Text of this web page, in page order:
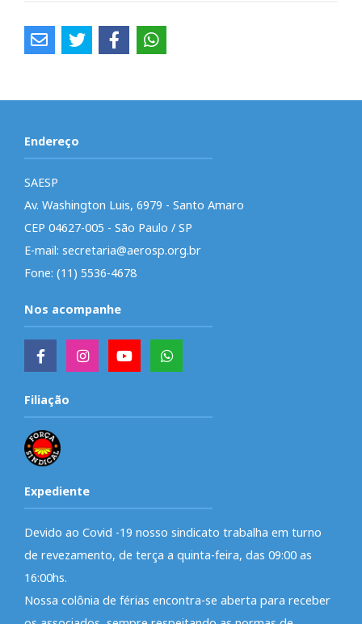
Endereço
SAESP
Av. Washington Luis, 6979 - Santo Amaro
CEP 04627-005 - São Paulo / SP
E-mail: secretaria@aerosp.org.br
Fone: (11) 5536-4678
Nos acompanhe
Filiação
Expediente
Devido ao Covid -19 nosso sindicato trabalha em turno
de revezamento, de terça a quinta-feira, das 09:00 as
16:00hs.
Nossa colônia de férias encontra-se aberta para receber